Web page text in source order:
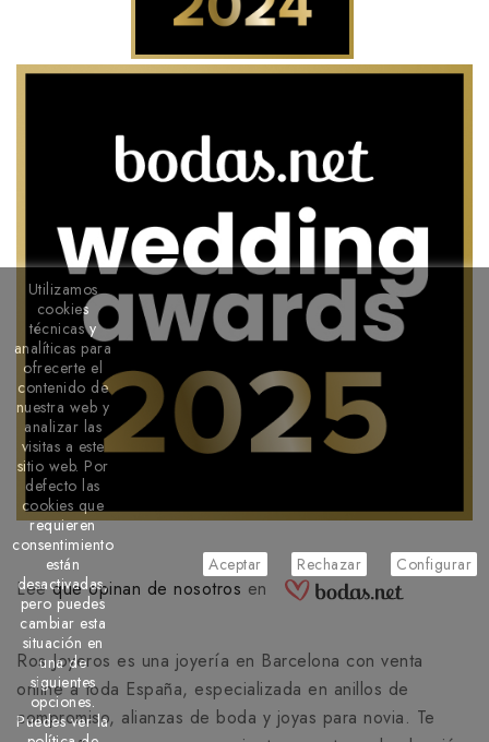
Leeque opinan de nosotros en
Utilizamos
cookies
técnicas y
analíticas para
ofrecerte el
contenido de
nuestra web y
analizar las
visitas a este
sitio web. Por
defecto las
cookies que
requieren
consentimiento
están
desactivadas,
pero puedes
cambiar esta
situación en
una de
siguientes
opciones.
Puedes ver la
Aceptar Rechazar Configurar
Ros Joyeros es una joyería en Barcelona con venta
online a toda España, especializada en anillos de
compromiso, alianzas de boda y joyas para novia. Te